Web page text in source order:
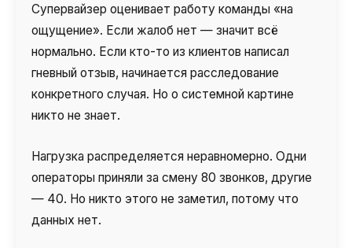
Супервайзер оценивает работу команды «на
ощущение». Если жалоб нет — значит всё
нормально. Если кто-то из клиентов написал
гневный отзыв, начинается расследование
конкретного случая. Но о системной картине
никто не знает.
Нагрузка распределяется неравномерно. Одни
операторы приняли за смену 80 звонков, другие
— 40. Но никто этого не заметил, потому что
данных нет.